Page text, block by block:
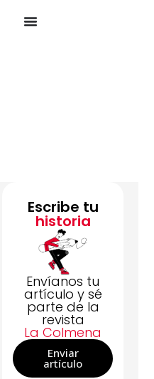
Escribe tu
historia
Envíanos tu
artículo y sé
parte de la
revista
La Colmena
Enviar
artículo